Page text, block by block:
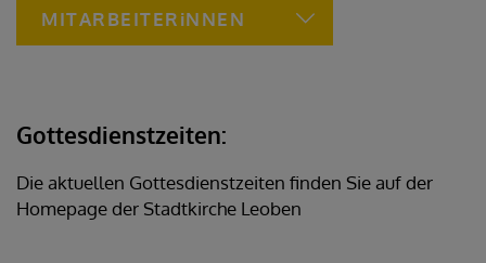
MITARBEITERiNNEN
Gottesdienstzeiten:
Die aktuellen Gottesdienstzeiten finden Sie auf der
Homepage der Stadtkirche Leoben